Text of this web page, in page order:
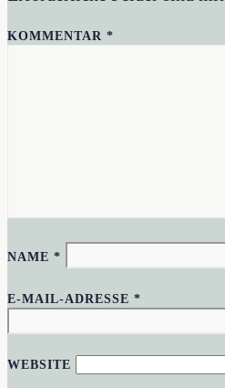
KOMMENTAR*
NAME*
E-MAIL-ADRESSE*
WEBSITE